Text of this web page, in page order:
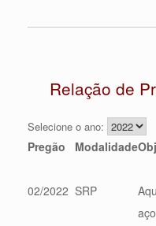
Relação de
Selecione o ano:
Pregão Modalidade
02/2022 SRP